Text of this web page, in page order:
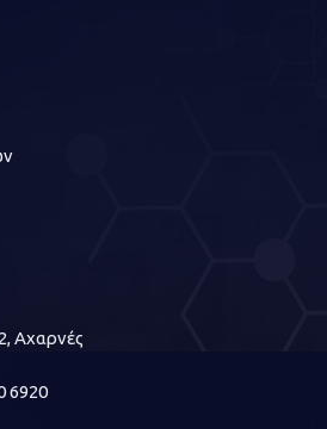
Αχαρνές
6920